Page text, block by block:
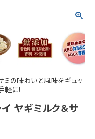
ミの味わいと風味をギュッ
に！
ヤギミルク＆サ